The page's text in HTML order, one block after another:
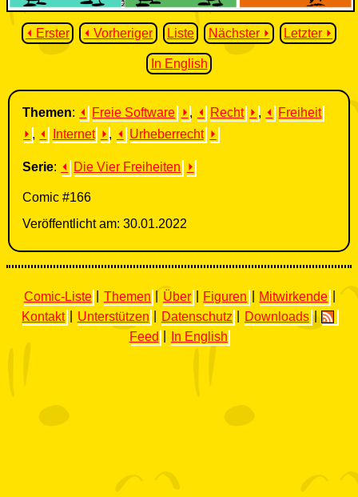
⏴ Erster ⏴ Vorheriger Liste Nächster ⏵ Letzter ⏵
In English
Themen: ⏴ Freie Software ⏵ , ⏴ Recht ⏵ , ⏴
Freiheit
⏵ , ⏴ Internet ⏵ , ⏴ Urheberrecht ⏵
Serie: ⏴ Die Vier Freiheiten ⏵
Comic #166
Veröffentlicht am: 30.01.2022
Comic-Liste Themen Über Figuren Mitwirkende
Kontakt
Unterstützen Datenschutz Downloads
Feed
In English